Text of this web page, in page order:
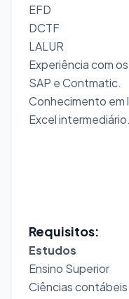
EFD
DCTF
LALUR
Experiência com
SAP e Contmatic.
Conhecimento em
Excel intermediário.
Requisitos:
Estudos
Ensino Superior
Ciências contábeis